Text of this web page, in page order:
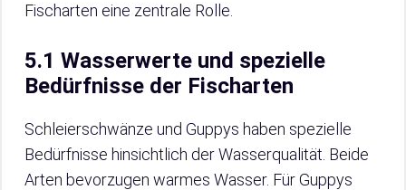
Fischarten eine zentrale Rolle.
5.1 Wasserwerte und spezielle
Bedürfnisse der Fischarten
Schleierschwänze und Guppys haben spezielle
Bedürfnisse hinsichtlich der Wasserqualität. Beide
Arten bevorzugen warmes Wasser. Für Guppys